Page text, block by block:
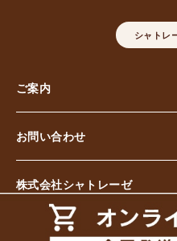
シャトレ
ご案内
お問い合わせ
株式会社シャトレーゼ
© Chateraise